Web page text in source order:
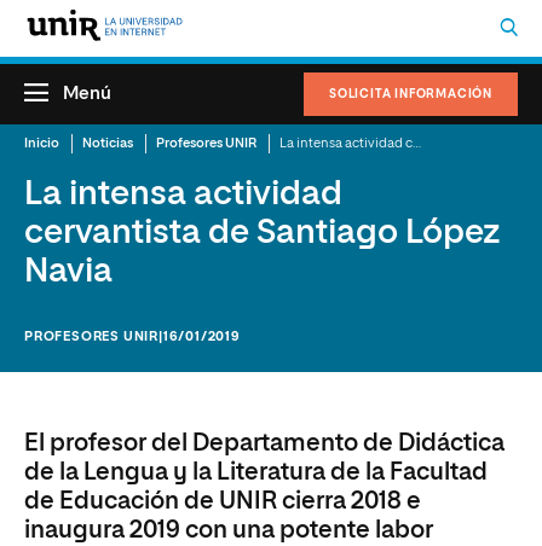
SOLICITA INFORMACIÓN
Menú
Inicio Noticias Profesores UNIR
La intensa actividad
cervantista de Santiago López
Navia
PROFESORES UNIR |16/01/2019
El profesor del Departamento de Didáctica
de la Lengua y la Literatura de la Facultad
de Educación de UNIR cierra 2018 e
inaugura 2019 con una potente labor